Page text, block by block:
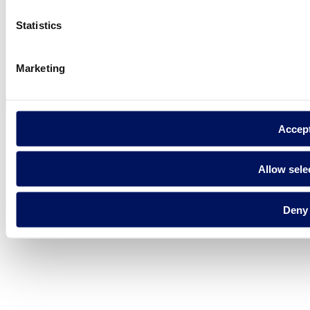
Statistics
Marketing
Allow
Deny
Avís legal
Fluidra S.A. 2025